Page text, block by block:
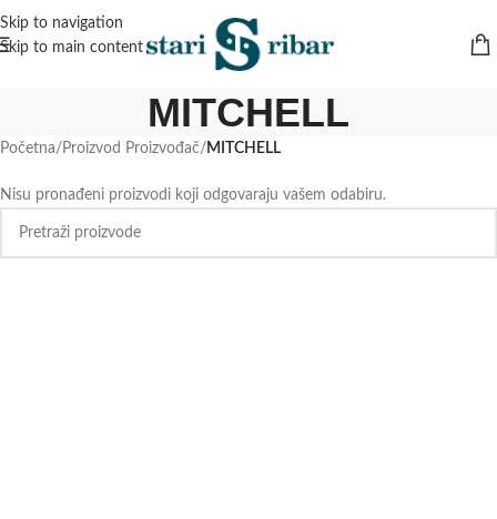
Skip to navigation
Skip to main content
MITCHELL
Početna/ Proizvod Proizvođač/ MITCHELL
Nisu pronađeni proizvodi koji odgovaraju vašem odabiru.